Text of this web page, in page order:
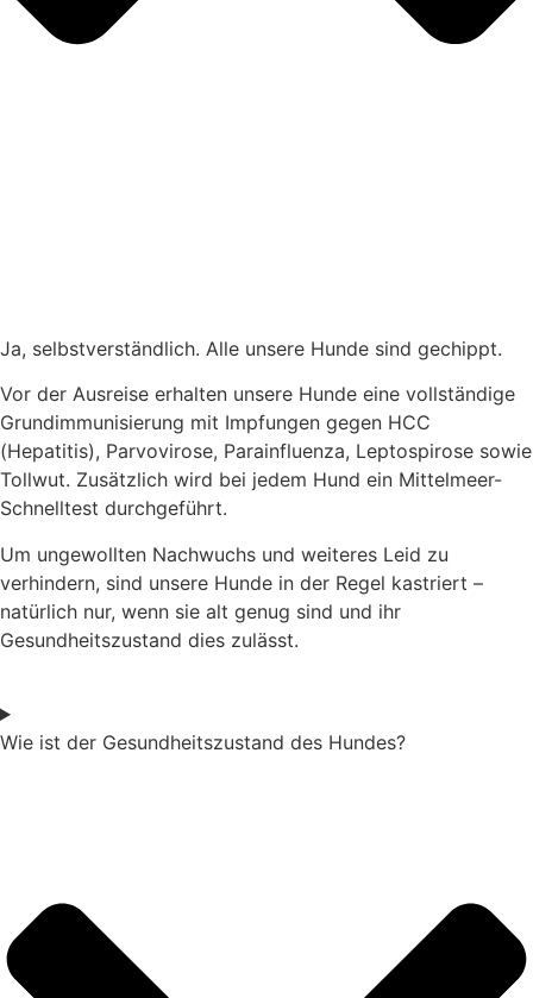
Ja, selbstverständlich. Alle unsere Hunde sind gechippt.
Vor der Ausreise erhalten unsere Hunde eine vollständige
Grundimmunisierung mit Impfungen gegen HCC
(Hepatitis), Parvovirose, Parainfluenza, Leptospirose sowie
Tollwut. Zusätzlich wird bei jedem Hund ein Mittelmeer-
Schnelltest durchgeführt.
Um ungewollten Nachwuchs und weiteres Leid zu
verhindern, sind unsere Hunde in der Regel kastriert –
natürlich nur, wenn sie alt genug sind und ihr
Gesundheitszustand dies zulässt.
Wie ist der Gesundheitszustand des Hundes?